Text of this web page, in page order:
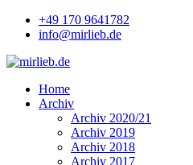
+49 170 9641782
info@mirlieb.de
Home
Archiv
Archiv 2020/21
Archiv 2019
Archiv 2018
Archiv 2017